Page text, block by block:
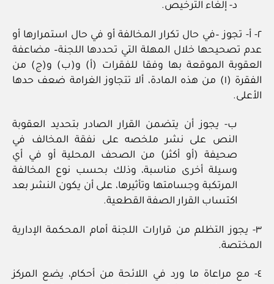
د- إلغاء الترخيص.
٢- أ- تجوز –في حال تكرار المخالفة أو في حال استمرارها أو
عدم تصحيحها خلال المهلة التي تحددها اللجنة– مضاعفة
العقوبة الموقعة بها وفقا للفقرات (أ) و(ب) و(ج) من
الفقرة (١) من هذه المادة، ألا تتجاوز الغرامة ضعف حدها
الأعلى.
ب- يجوز أن يتضمن القرار الصادر بتحديد العقوبة
النص على نشر ملخصه على نفقة المخالف في
صحيفة (أو أكثر) من الصحف المحلية أو في أي
وسيلة أخرى مناسبة، وذلك بحسب نوع المخالفة
المرتكبة وجسامتها وتأثيرها، على أن يكون النشر بعد
اكتساب القرار الصفة القطعية.
٣- يجوز التظلم من قرارات اللجنة أمام المحكمة الإدارية
المختصة.
٤- مع مراعاة ما ورد في اللائحة من أحكام، يضع المركز